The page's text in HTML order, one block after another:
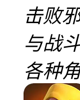
击败
与战
各种